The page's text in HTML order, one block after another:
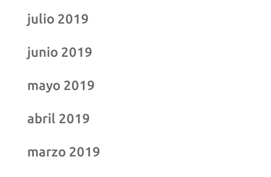
julio 2019
junio 2019
mayo 2019
abril 2019
marzo 2019